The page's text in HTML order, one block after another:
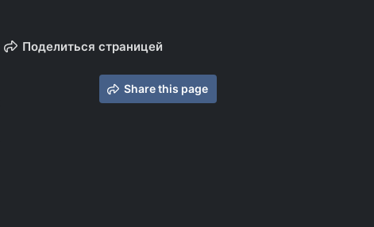
Поделиться страницей
Share this page